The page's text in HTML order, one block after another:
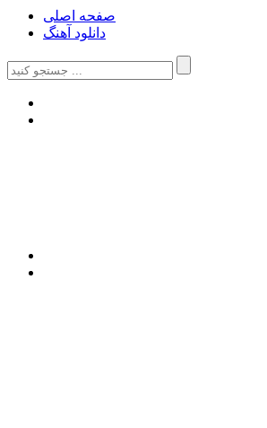
صفحه اصلی
دانلود آهنگ